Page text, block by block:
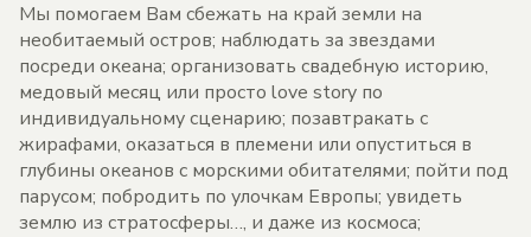
Мы помогаем Вам сбежать на край земли на
необитаемый остров; наблюдать за звездами
посреди океана; организовать свадебную историю,
медовый месяц или просто love story по
индивидуальному сценарию; позавтракать с
жирафами, оказаться в племени или опуститься в
глубины океанов с морскими обитателями; пойти под
парусом; побродить по улочкам Европы; увидеть
землю из стратосферы…, и даже из космоса;